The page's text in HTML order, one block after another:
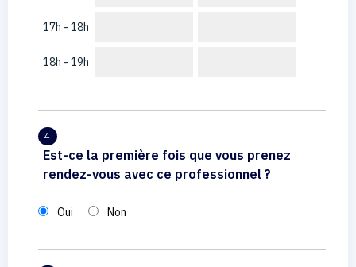
17h - 18h
18h - 19h
4
Est-ce la première fois que vous prenez
rendez-vous avec ce professionnel ?
Oui Non